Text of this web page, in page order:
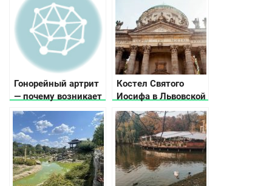
Гонорейный артрит
— почему возникает
и как проявляется
Костел Святого
Иосифа в Львовской
области